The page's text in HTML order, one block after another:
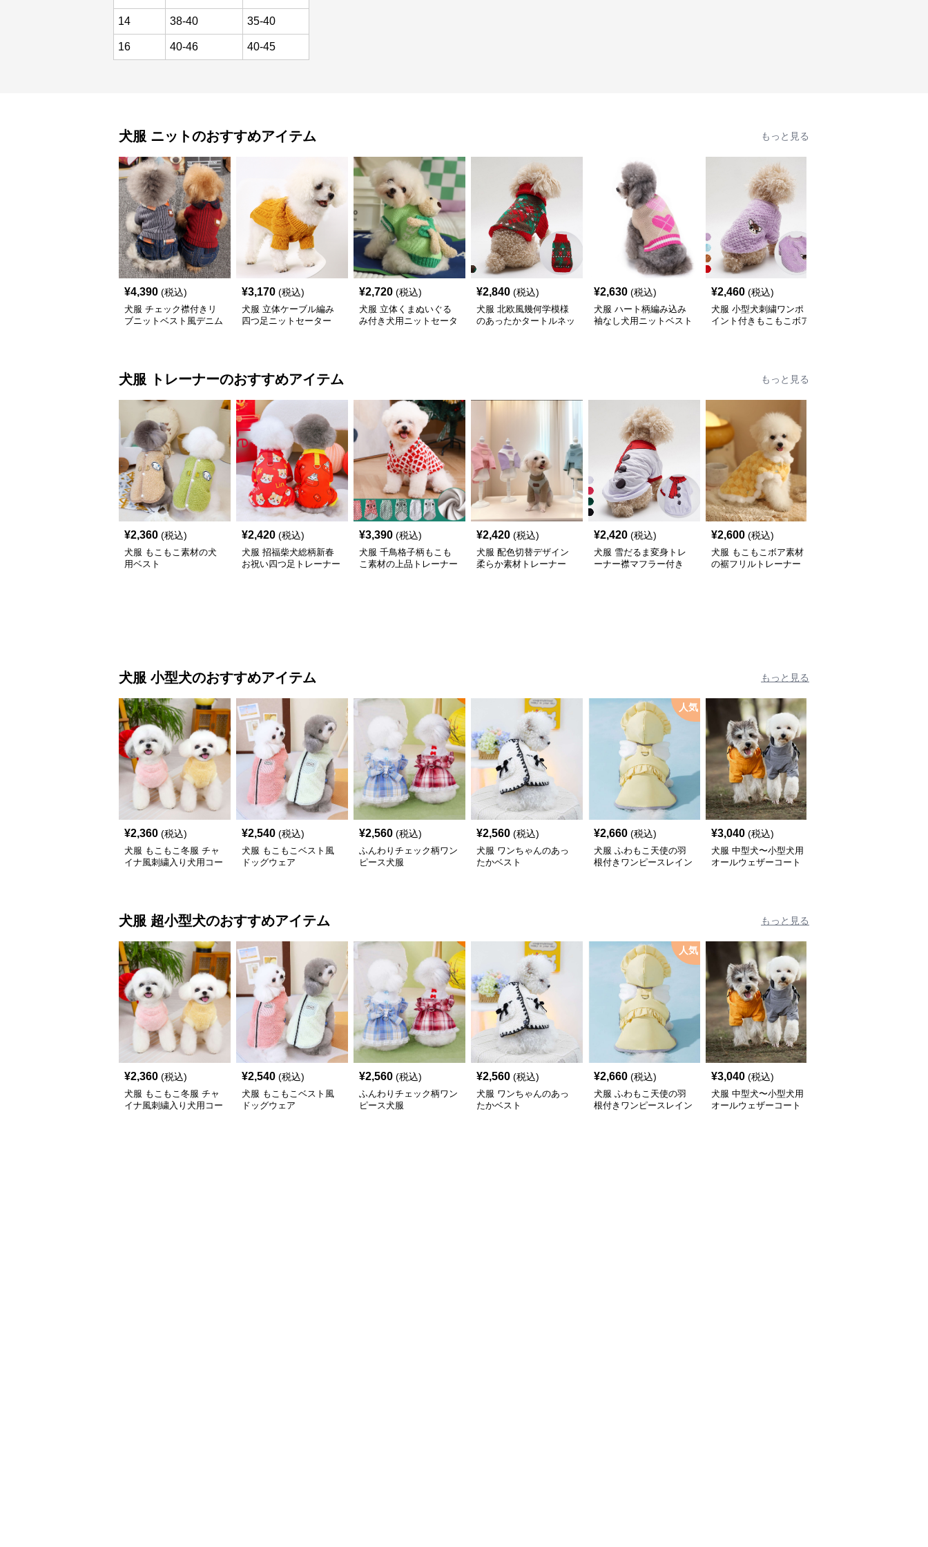
14 38-40 35-40
16 40-46 40-45
犬服 ニットのおすすめアイテム もっと見る
¥4,390 (税込)
犬服 チェック襟付きリ
ブニットベスト風デニム
¥3,170 (税込)
犬服 立体ケーブル編み
四つ足ニットセーター
¥2,720 (税込)
犬服 立体くまぬいぐる
み付き犬用ニットセータ
¥2,840 (税込)
犬服 北欧風幾何学模様
のあったかタートルネッ
¥2,630 (税込)
犬服 ハート柄編み込み
袖なし犬用ニットベスト
¥2,460 (税込)
犬服 小型犬刺繍ワンポ
イント付きもこもこボア
犬服 トレーナーのおすすめアイテム もっと見る
¥2,360 (税込)
犬服 もこもこ素材の犬
用ベスト
¥2,420 (税込)
犬服 招福柴犬総柄新春
お祝い四つ足トレーナー
¥3,390 (税込)
犬服 千鳥格子柄もこも
こ素材の上品トレーナー
¥2,420 (税込)
犬服 配色切替デザイン
柔らか素材トレーナー
¥2,420 (税込)
犬服 雪だるま変身トレ
ーナー襟マフラー付き
¥2,600 (税込)
犬服 もこもこボア素材
の裾フリルトレーナー
犬服 小型犬のおすすめアイテム もっと見る
¥2,360 (税込)
犬服 もこもこ冬服 チャ
イナ風刺繍入り犬用コー
¥2,540 (税込)
犬服 もこもこベスト風
ドッグウェア
¥2,560 (税込)
ふんわりチェック柄ワン
ピース犬服
¥2,560 (税込)
犬服 ワンちゃんのあっ
たかベスト
人気
¥2,660 (税込)
犬服 ふわもこ天使の羽
根付きワンピースレイン
¥3,040 (税込)
犬服 中型犬〜小型犬用
オールウェザーコート
犬服 超小型犬のおすすめアイテム もっと見る
¥2,360 (税込)
犬服 もこもこ冬服 チャ
イナ風刺繍入り犬用コー
¥2,540 (税込)
犬服 もこもこベスト風
ドッグウェア
¥2,560 (税込)
ふんわりチェック柄ワン
ピース犬服
¥2,560 (税込)
犬服 ワンちゃんのあっ
たかベスト
人気
¥2,660 (税込)
犬服 ふわもこ天使の羽
根付きワンピースレイン
¥3,040 (税込)
犬服 中型犬〜小型犬用
オールウェザーコート